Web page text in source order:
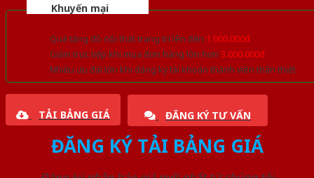
Khuyến mại
Quà tặng đồ nội thất trang trí lên đến 1.000.000đ
Giảm trực tiếp khi mua đơn hàng lớn hơn 3.000.000đ
Nhiều ưu đãi lớn khi đăng ký tài khoản thành viên thân thiết
TẢI BẢNG GIÁ ĐĂNG KÝ TƯ VẤN
ĐĂNG KÝ TẢI BẢNG GIÁ